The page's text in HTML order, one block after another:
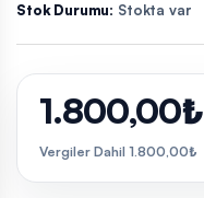
Stok Durumu: Stokta var
1.800,00₺
Vergiler Dahil 1.800,00₺